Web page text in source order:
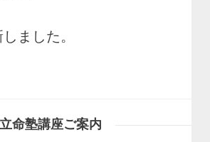
ました。
立命塾講座ご案内